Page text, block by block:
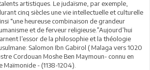
artistiques. Le judaïsme, par exemple,
cinq siècles une vie intellectuelle et culturelle
“une heureuse combinaison de grandeur
et de ferveur religieuse.”Aujourd’hui
l’essor de la philosophie et la théologie
Salomon Ibn Gabirol ( Malaga vers 1020
Cordouan Moshe Ben Maymoun- connu en
Maïmonide - (1138-1204).